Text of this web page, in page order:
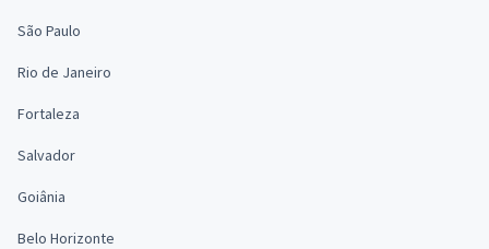
São Paulo
Rio de Janeiro
Fortaleza
Salvador
Goiânia
Belo Horizonte